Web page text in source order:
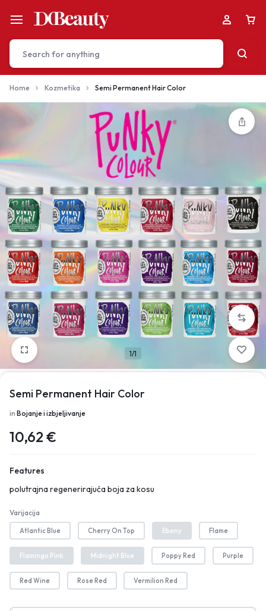
Your bag is empty
Don't miss out on great deals! Start shopping or
Sign in to view products added.
Shop What's New
Sign in
Home Kozmetika Semi Permanent Hair Color
1/1
Semi Permanent Hair Color
in Bojanje i izbjeljivanje
10,62 €
Features
polutrajna regenerirajuća boja za kosu
Varijacija
Atlantic Blue Cherry On Top Ebony Flame
Flamingo Pink Midnight Blue Poppy Red Purple
Red Wine Rose Red Vermilion Red